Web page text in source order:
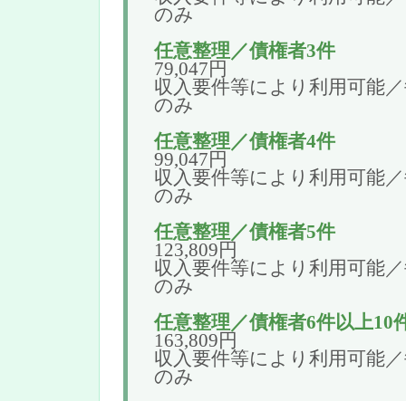
のみ
任意整理／債権者3件
79,047円
収入要件等により利用可能
のみ
任意整理／債権者4件
99,047円
収入要件等により利用可能
のみ
任意整理／債権者5件
123,809円
収入要件等により利用可能
のみ
任意整理／債権者6件以上10
163,809円
収入要件等により利用可能
のみ